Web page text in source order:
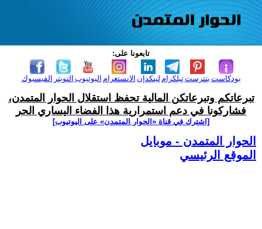
تابعونا على:
الفيسبوك التويتر اليوتيوب الانستغرام لينكدإن تيلكرامبنترست بودكاست
تبرعاتكم وتبرعاتكن المالية تحفظ استقلال الحوار المتمدن،
فشاركونا في دعم استمرارية هذا الفضاء اليساري الحر
[اشترك في قناة ‫«الحوار المتمدن» على اليوتيوب]
الحوار المتمدن - موبايل
الموقع الرئيسي